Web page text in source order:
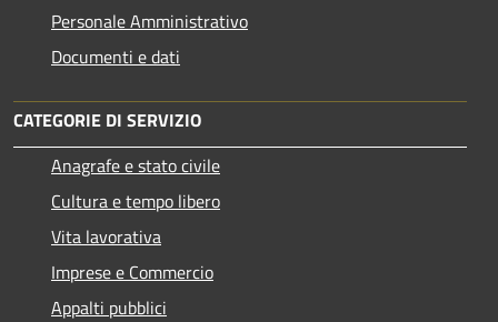
Personale Amministrativo
Documenti e dati
CATEGORIE DI SERVIZIO
Anagrafe e stato civile
Cultura e tempo libero
Vita lavorativa
Imprese e Commercio
Appalti pubblici